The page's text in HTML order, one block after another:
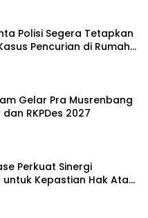
Polisi Segera Tetapkan
Pencurian di Rumah
di Sigi Naik
Gelar Pra Musrenbang
RKPDes 2027
Perkuat Sinergi
Kepastian Hak Atas